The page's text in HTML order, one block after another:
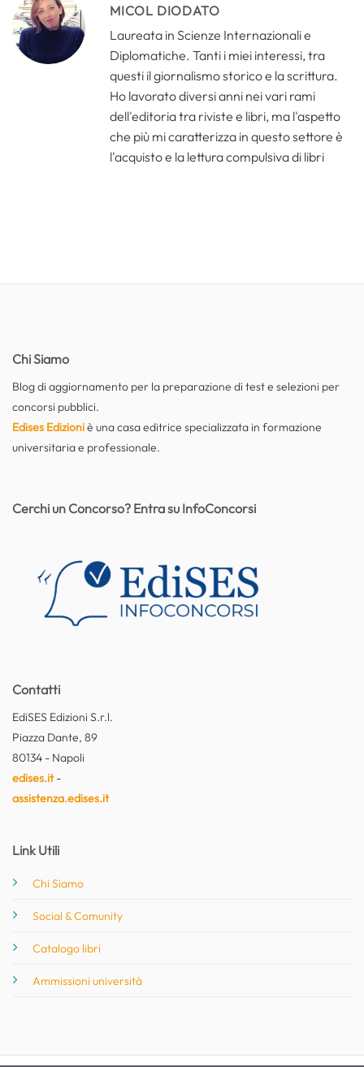
MICOL DIODATO
Laureata in Scienze Internazionali e
Diplomatiche. Tanti i miei interessi, tra
questi il giornalismo storico e la scrittura.
Ho lavorato diversi anni nei vari rami
dell'editoria tra riviste e libri, ma l'aspetto
che più mi caratterizza in questo settore è
l'acquisto e la lettura compulsiva di libri
Chi Siamo
Blog di aggiornamento per la preparazione di test e selezioni per
concorsi pubblici.
Edises Edizioniè una casa editrice specializzata in formazione
universitaria e professionale.
Contatti
EdiSES Edizioni S.r.l.
Piazza Dante, 89
80134 - Napoli
edises.it-
assistenza.edises.it
Link Utili
Chi Siamo
Social & Comunity
Catalogo libri
Ammissioni università
Cerchi un Concorso? Entra su InfoConcorsi